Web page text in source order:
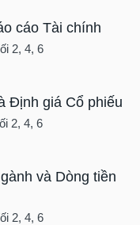
cáo Tài chính
2, 4, 6
Định giá Cổ phiếu
2, 4, 6
và Dòng tiền
2, 4, 6